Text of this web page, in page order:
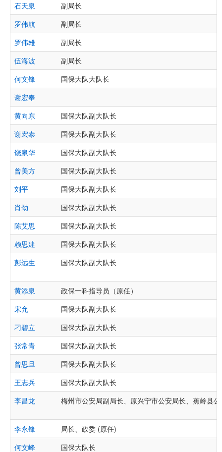
石天泉
副局长
罗伟航
副局长
罗伟雄
副局长
伍海波
副局长
何文锋
国保大队大队长
谢宏奉
黄向东
国保大队副大队长
谢宏泰
国保大队副大队长
饶泉华
国保大队副大队长
曾美方
国保大队副大队长
刘平
国保大队副大队长
肖劲
国保大队副大队长
陈艾思
国保大队副大队长
赖思建
国保大队副大队长
彭远生
国保大队副大队长
黄添泉
政保一科指导员（原任）
宋允
国保大队副大队长
刁碧立
国保大队副大队长
张常青
国保大队副大队长
曾思旦
国保大队副大队长
王志兵
国保大队副大队长
李昌龙
梅州市公安局副局长、原兴宁市公安局长、蕉岭县
李永锋
局长、政委 (原任)
何文峰
国保大队长